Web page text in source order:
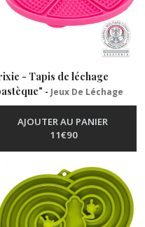
- Tapis de léchage
- Jeux De Léchage
AJOUTER AU PANIER
11€90